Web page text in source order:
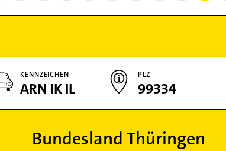
KENNZEICHEN
ARN IK IL
PLZ
99334
Bundesland Thüringen